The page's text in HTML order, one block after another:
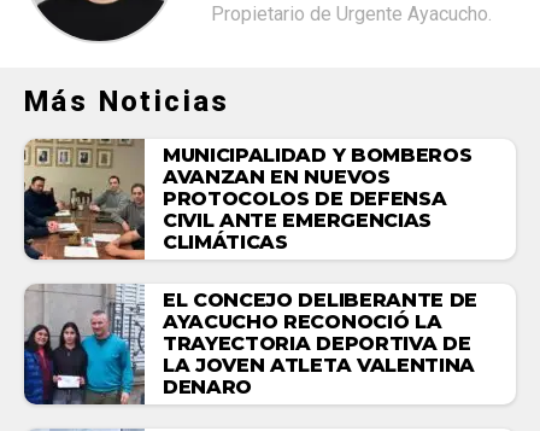
Propietario de Urgente Ayacucho.
Más Noticias
MUNICIPALIDAD Y BOMBEROS
AVANZAN EN NUEVOS
PROTOCOLOS DE DEFENSA
CIVIL ANTE EMERGENCIAS
CLIMÁTICAS
EL CONCEJO DELIBERANTE DE
AYACUCHO RECONOCIÓ LA
TRAYECTORIA DEPORTIVA DE
LA JOVEN ATLETA VALENTINA
DENARO